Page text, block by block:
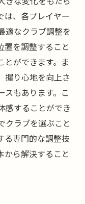
は、各プレイヤー
適なクラブ調整を
置を調整すること
とができます。ま
握り心地を向上さ
スもあります。こ
感することができ
クラブを選ぶこと
る専門的な調整技
から解決すること